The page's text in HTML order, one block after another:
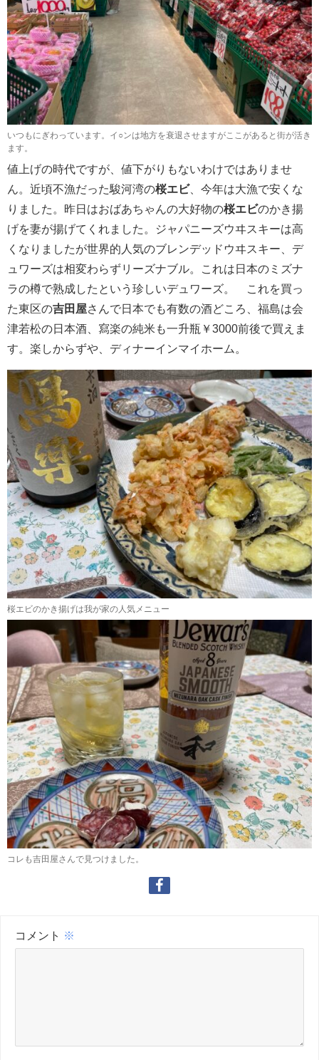
いつもにぎわっています。イ○ンは地方を衰退させますがここがあると街が活き
ます。
値上げの時代ですが、値下がりもないわけではありませ
ん。近頃不漁だった駿河湾の桜エビ、今年は大漁で安くな
りました。昨日はおばあちゃんの大好物の桜エビのかき揚
げを妻が揚げてくれました。ジャパニーズウヰスキーは高
くなりましたが世界的人気のブレンデッドウヰスキー、デ
ュワーズは相変わらずリーズナブル。これは日本のミズナ
ラの樽で熟成したという珍しいデュワーズ。 これを買っ
た東区の吉田屋さんで日本でも有数の酒どころ、福島は会
津若松の日本酒、寫楽の純米も一升瓶￥3000前後で買えま
す。楽しからずや、ディナーインマイホーム。
桜エビのかき揚げは我が家の人気メニュー
コレも吉田屋さんで見つけました。
コメント ※